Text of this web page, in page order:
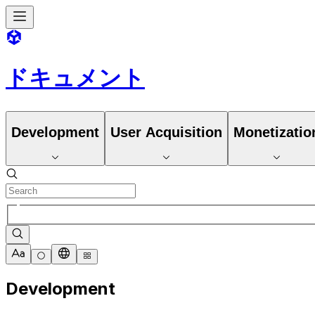
ドキュメント
Development User Acquisition
Development